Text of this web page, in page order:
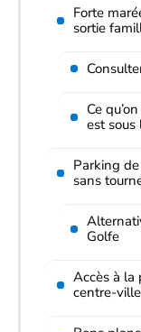
Forte
sortie
Ce
est sous
Parking
sans
Golfe
Accès à la
centre-